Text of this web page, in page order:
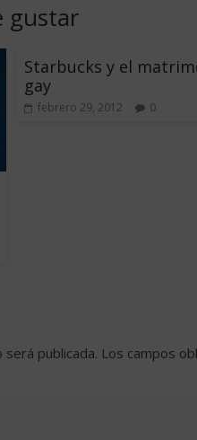
gustar
Starbucks y el
gay
febrero 29, 2012 0
publicada. Los campos